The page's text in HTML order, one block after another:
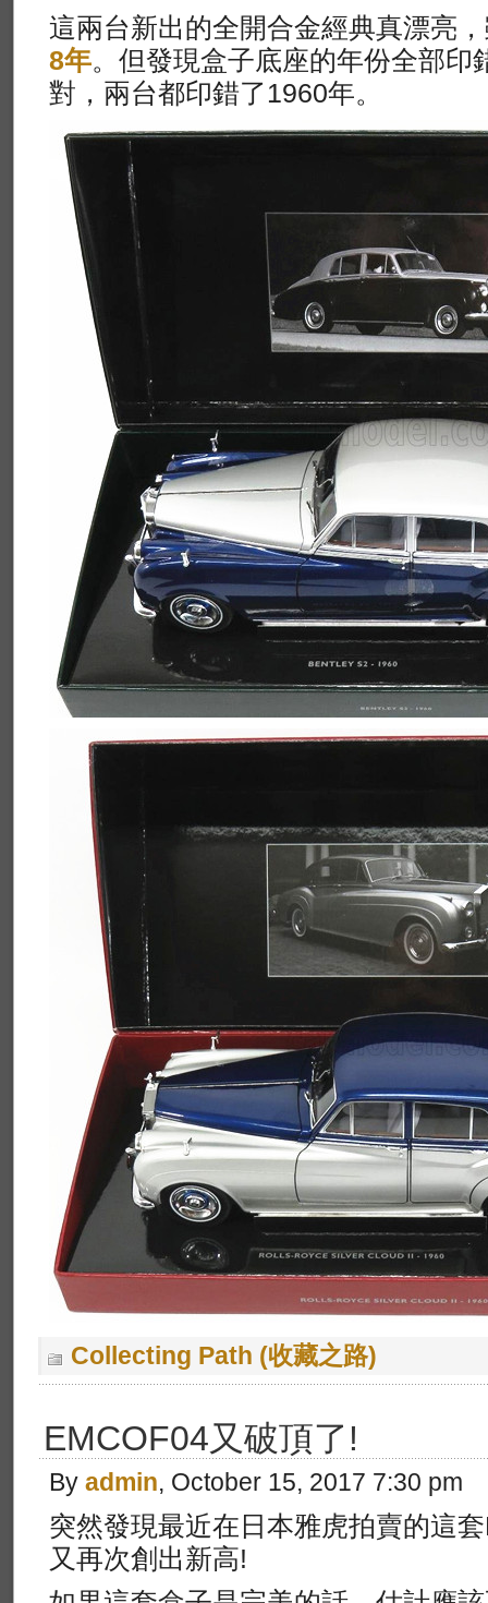
這兩台新出的全開合金經典真漂亮
8年。但發現盒子底座的年份全部印
對，兩台都印錯了1960年。
Collecting Path (收藏之路)
EMCOF04又破頂了!
By admin, October 15, 2017 7:30 pm
突然發現最近在日本雅虎拍賣的這
又再次創出新高!